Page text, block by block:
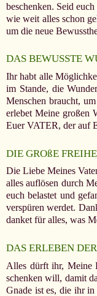
beschenken. Seid
wie weit alles schon
um die neue
DAS BEWUSSTE
Ihr habt alle
im Stande, die
Menschen braucht,
erlebet Meine großen
Euer VATER, der auf
DIE GROßE
Die Liebe Meines
alles auflösen durch
euch belastet und
verspüren werdet.
danket für alles, was
DAS ERLEBEN
Alles dürft ihr, Meine
schenken will, damit
Gnade ist es, die ihr